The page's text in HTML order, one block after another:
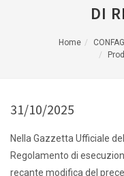
DI
Home
31/10/2025
Nella Gazzetta Ufficiale
Regolamento di
recante modifica del